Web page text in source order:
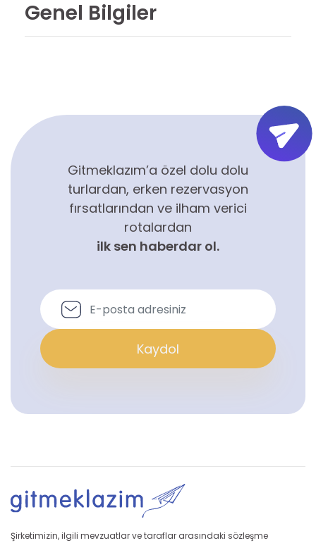
Genel Bilgiler
Gitmeklazım’a özel dolu dolu
turlardan, erken rezervasyon
fırsatlarından ve ilham verici
rotalardan
ilk sen haberdar ol.
Kaydol
Şirketimizin, ilgili mevzuatlar ve taraflar arasındaki sözleşme